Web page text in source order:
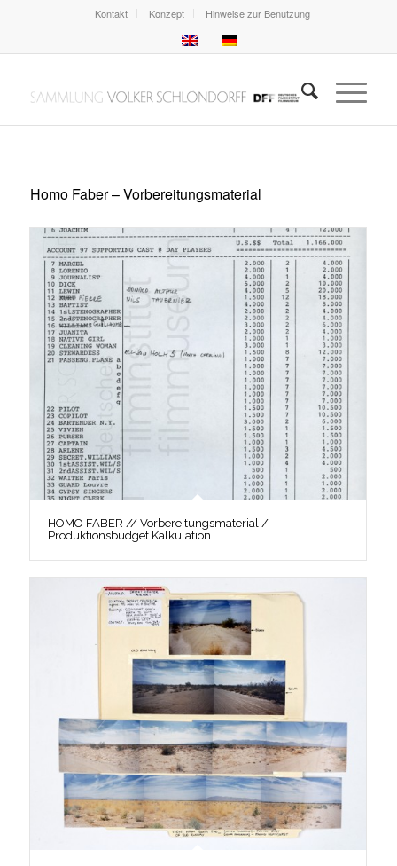
Kontakt Konzept Hinweise zur Benutzung
Homo Faber – Vorbereitungsmaterial
HOMO FABER // Vorbereitungsmaterial /
Produktionsbudget Kalkulation